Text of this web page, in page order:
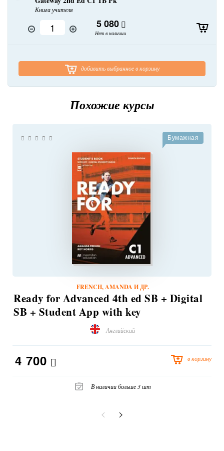
Книга учителя
5 080
Нет в наличии
добавить выбранное в корзину
Похожие курсы
Бумажная
FRENCH, AMANDA И ДР.
Ready for Advanced 4th ed SB + Digital
SB + Student App with key
Английский
4 700 в корзину
В наличии больше 3 шт